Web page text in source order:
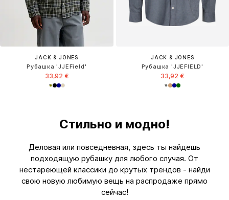
JACK & JONES
Рубашка 'JJEField'
33,92 €
JACK & JONES
Рубашка 'JJEFIELD'
33,92 €
Стильно и модно!
Деловая или повседневная, здесь ты найдешь
подходящую рубашку для любого случая. От
нестареющей классики до крутых трендов - найди
свою новую любимую вещь на распродаже прямо
сейчас!